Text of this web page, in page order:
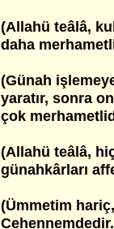
(Allahü teâlâ,
daha
(Günah
yaratır, sonra
çok
(Allahü teâlâ,
günahkârları
(Ümmetim